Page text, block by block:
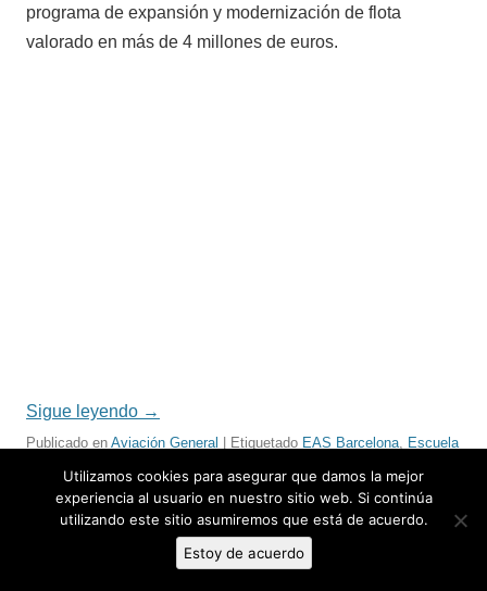
programa de expansión y modernización de flota
valorado en más de 4 millones de euros.
Sigue leyendo →
Publicado en Aviación General | Etiquetado EAS Barcelona, Escuela
de pilotos, Tecnam P2006T NG
Navegación
Entradas más antiguas Entradas más nuevas →
Utilizamos cookies para asegurar que damos la mejor
experiencia al usuario en nuestro sitio web. Si continúa
utilizando este sitio asumiremos que está de acuerdo.
Estoy de acuerdo